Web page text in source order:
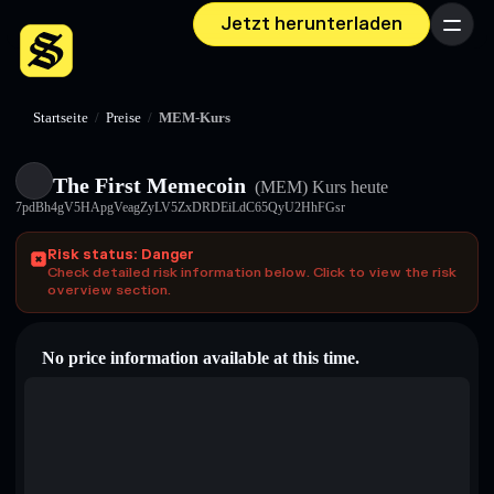
Jetzt herunterladen Menü
Startseite / Preise / MEM-Kurs
The First Memecoin (MEM) Kurs heute
7pdBh4gV5HApgVeagZyLV5ZxDRDEiLdC65QyU2HhFGsr
Risk status: Danger
Check detailed risk information below. Click to view the risk
overview section.
No price information available at this time.